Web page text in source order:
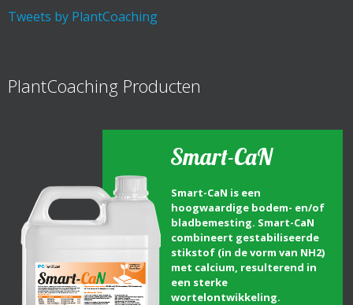
Tweets by PlantCoaching
PlantCoaching Producten
Smart-CaN
Smart-CaN is een
hoogwaardige bodem- en/of
bladbemesting. Smart-CaN
combineert gestabiliseerde
stikstof (in de vorm van NH2)
met calcium, resulterend in
een sterke
wortelontwikkeling.